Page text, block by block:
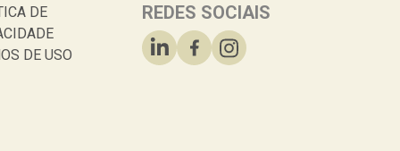
DE
DE USO
REDES SOCIAIS